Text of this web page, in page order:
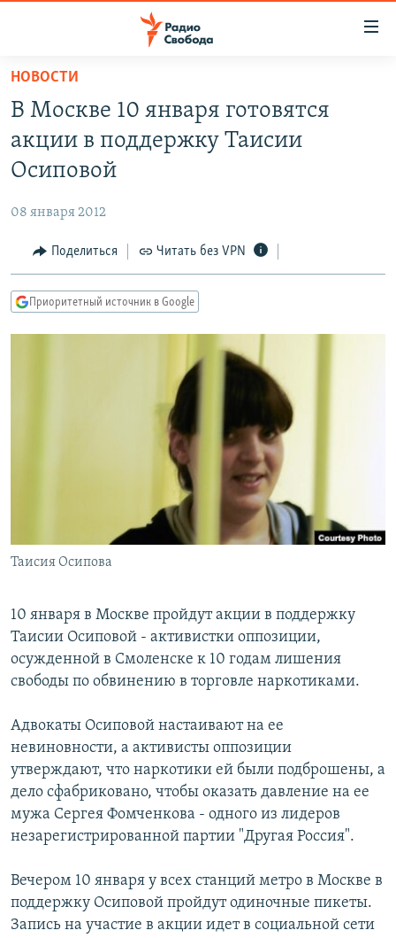
упрощенного
доступа
основному
Вернутся
Вернутся
АВТОРСКИЕ ПРОЕКТЫ
МНЕНИЯ
КУЛЬТУРА
КАВКАЗ.РЕАЛИИ
РАСПИСАНИЕ ВЕЩАНИЯ
ПОДПИШИТЕСЬ НА РАССЫЛКУ
Все сайты РСЕ/РС
НОВОСТИ
В Москве 10 января готовятся
акции в поддержку Таисии
Осиповой
08 января 2012
Поделиться Читать без VPN
Приоритетный источник в Google
Таисия Осипова
10 января в Москве пройдут акции в поддержку
Таисии Осиповой - активистки оппозиции,
осужденной в Смоленске к 10 годам лишения
свободы по обвинению в торговле наркотиками.
Адвокаты Осиповой настаивают на ее
невиновности, а активисты оппозиции
утверждают, что наркотики ей были подброшены, а
дело сфабриковано, чтобы оказать давление на ее
мужа Сергея Фомченкова - одного из лидеров
незарегистрированной партии "Другая Россия".
Вечером 10 января у всех станций метро в Москве в
поддержку Осиповой пройдут одиночные пикеты.
Запись на участие в акции идет в социальной сети